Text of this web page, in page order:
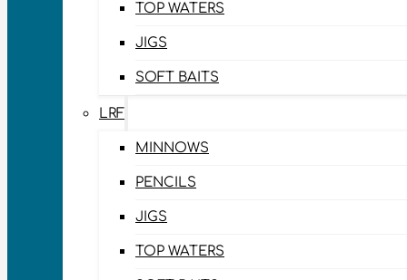
TOP WATERS
JIGS
SOFT BAITS
LRF
MINNOWS
PENCILS
JIGS
TOP WATERS